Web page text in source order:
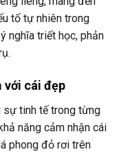
tố tự nhiên trong
nghĩa triết học, phản
với cái đẹp
tinh tế trong từng
năng cảm nhận cái
phong đỏ rơi trên